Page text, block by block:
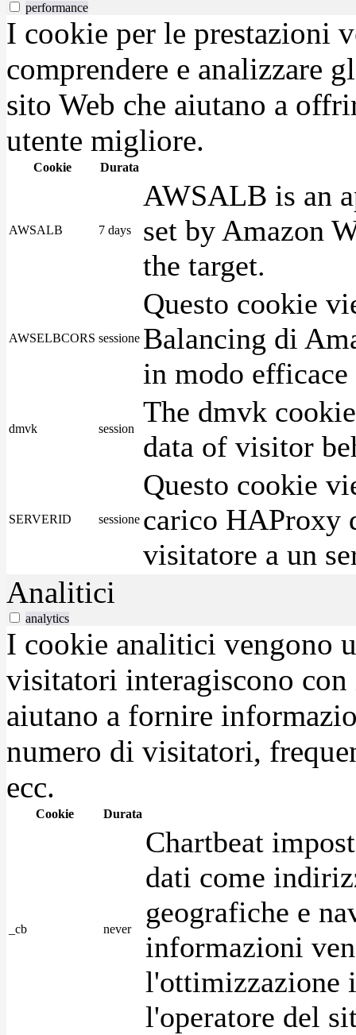
performance
I cookie per le prestazioni
comprendere e analizzare
sito Web che aiutano a
utente migliore.
Cookie Durata
AWSALB 7 days
AWSALB is an
set by Amazon
the target.
AWSELBCORS sessione
Questo cookie
Balancing di
in modo
dmvk session
The dmvk
data of visitor
SERVERID sessione
Questo cookie
carico HAProxy
visitatore a un
Analitici
analytics
I cookie analitici vengono
visitatori interagiscono
aiutano a fornire
numero di visitatori,
ecc.
Cookie Durata
_cb never
Chartbeat
dati come
geografiche e
informazioni
l'ottimizzazione
l'operatore del